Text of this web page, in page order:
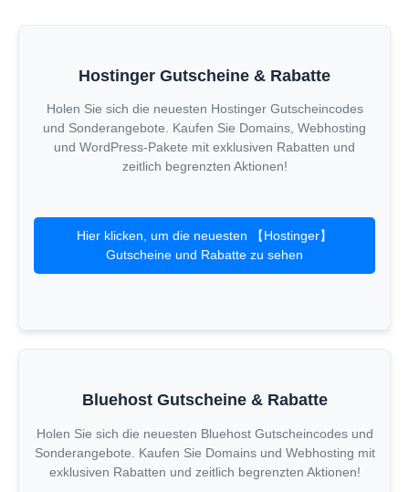
Hostinger Gutscheine & Rabatte
Holen Sie sich die neuesten Hostinger Gutscheincodes
und Sonderangebote. Kaufen Sie Domains, Webhosting
und WordPress-Pakete mit exklusiven Rabatten und
zeitlich begrenzten Aktionen!
Hier klicken, um die neuesten 【Hostinger】
Gutscheine und Rabatte zu sehen
Bluehost Gutscheine & Rabatte
Holen Sie sich die neuesten Bluehost Gutscheincodes und
Sonderangebote. Kaufen Sie Domains und Webhosting mit
exklusiven Rabatten und zeitlich begrenzten Aktionen!